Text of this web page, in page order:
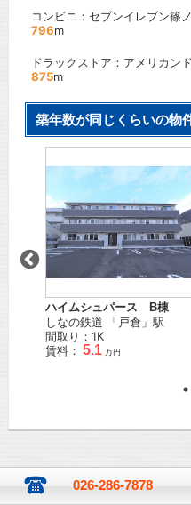
コンビニ：セブンイレブン篠
796m
ドラックストア：アメリカン
875m
築年数が同じくらいの物
ハイムシュパース B棟
しなの鉄道 「戸倉 」駅
間取り：1K
賃料： 5.1 万円
026-286-7878